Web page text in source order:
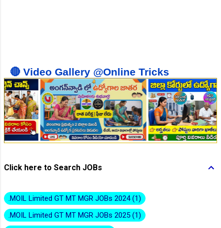
👆Online Applications Ends on 10-August-2026
🔴 Video Gallery @Online Tricks
Click here to Search JOBs
.MOIL Limited GT MT MGR JOBs 2024 1
.MOIL Limited GT MT MGR JOBs 2025 1